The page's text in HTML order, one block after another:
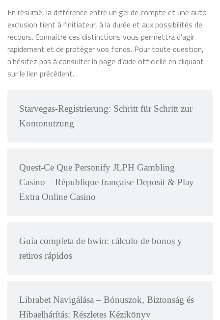
En résumé, la différence entre un gel de compte et une auto-
exclusion tient à l’initiateur, à la durée et aux possibilités de
recours. Connaître ces distinctions vous permettra d’agir
rapidement et de protéger vos fonds. Pour toute question,
n’hésitez pas à consulter la page d’aide officielle en cliquant
sur le lien précédent.
Starvegas-Registrierung: Schritt für Schritt zur
Kontonutzung
Quest-Ce Que Personify JLPH Gambling
Casino – République française Deposit & Play
Extra Online Casino
Guía completa de bwin: cálculo de bonos y
retiros rápidos
Librabet Navigálása – Bónuszok, Biztonság és
Hibaelhárítás: Részletes Kézikönyv